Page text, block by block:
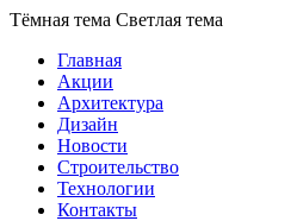
Тёмная тема Светлая тема
Главная
Акции
Архитектура
Дизайн
Новости
Строительство
Технологии
Контакты